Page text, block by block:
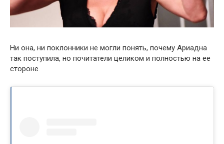
Ни она, ни поклонники не могли понять, почему Ариадна
так поступила, но почитатели целиком и полностью на ее
стороне.